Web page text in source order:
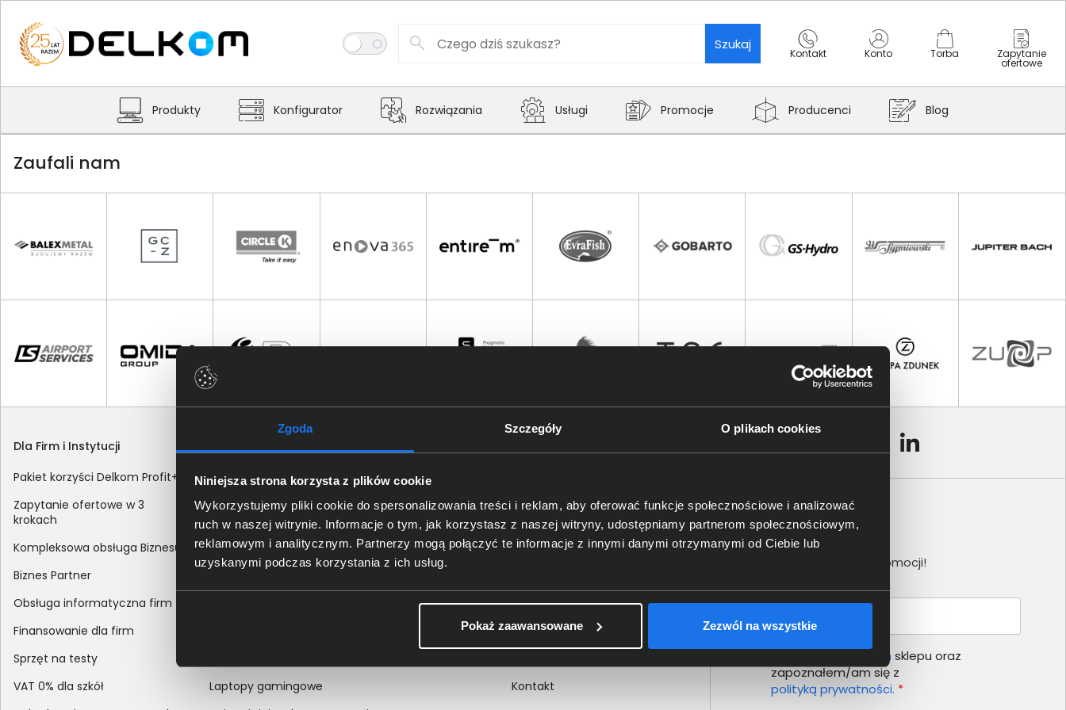
Zgoda Szczegóły O plikach cookies
Niniejsza strona korzysta z plików cookie
Wykorzystujemy pliki cookie do spersonalizowania treści i reklam, aby oferować funkcje społecznościowe i analizować
ruch w naszej witrynie. Informacje o tym, jak korzystasz z naszej witryny, udostępniamy partnerom społecznościowym,
reklamowym i analitycznym. Partnerzy mogą połączyć te informacje z innymi danymi otrzymanymi od Ciebie lub
uzyskanymi podczas korzystania z ich usług.
Pokaż zaawansowane Zezwól na wszystkie
Szukaj
Kontakt Konto Torba Zapytanie
ofertowe
Produkty Konfigurator Rozwiązania Usługi Promocje Producenci Blog
Zaufali nam
Dla Firm i Instytucji
Pakiet korzyści Delkom Profit+
Zapytanie ofertowe w 3
krokach
Kompleksowa obsługa Biznesu
Biznes Partner
Obsługa informatyczna firm
Finansowanie dla firm
Sprzęt na testy
VAT 0% dla szkół
Zakupy
Sposoby dostawy
Metody płatności
Zakup z dofinansowaniem
Odroczony termin płatności
Korekta danych nabywcy na dokumencie
Laptopy gamingowe
Certyfikaty i autoryzacje
Nagrody i wyróżnienia
Polityka prywatności
wewnętrznych
Kontakt
Newsletter
Nie przegap żadnej promocji!
regulamin sklepu oraz
zapoznałem/am się z
polityką prywatności. *